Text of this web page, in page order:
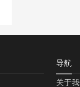
导航
关于